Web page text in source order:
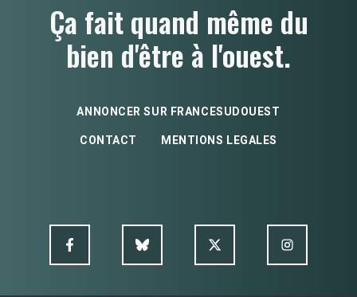
Ça fait quand même du
bien d'être à l'ouest.
ANNONCER SUR FRANCESUDOUEST
CONTACT MENTIONS LEGALES